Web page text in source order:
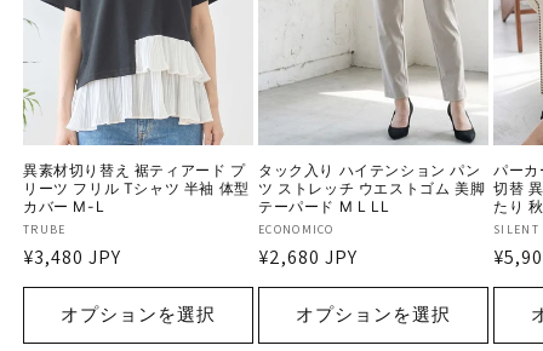
異素材切り替え 裾ティアード プ
リーツ フリル Tシャツ 半袖 体型
カバー M-L
販
売
元:
TRUBE
通
常
格
¥3,480 JPY
オプションを選択
タック入り ハイテンション パン
ツ ストレッチ ウエストゴム 美脚
テーパード M L LL
販
売
元:
ECONOMICO
通
常
格
¥2,680 JPY
オプションを選択
パーカ
切替
たり
販
売
元:
SILENT
通
常
格